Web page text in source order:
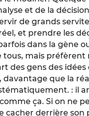
et de la
de grands
et prendre les
dans la gène
mais préfèrent
des gens des
davantage que la
: il
ça. Si on ne
cacher derrière son